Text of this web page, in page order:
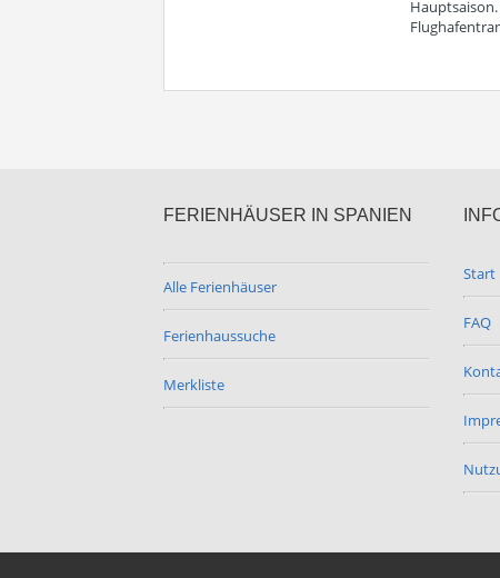
FERIENHÄUSER IN SPANIEN
Alle Ferienhäuser
Ferienhaussuche
Merkliste
Start
FAQ